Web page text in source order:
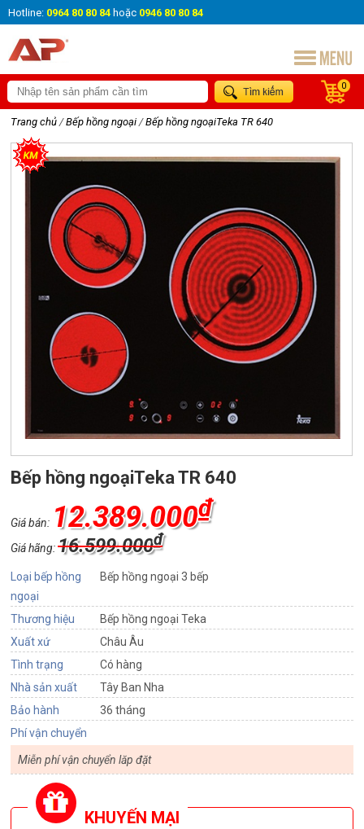
Hotline: 0964 80 80 84 hoặc 0946 80 80 84
0
Trang chủ / Bếp hồng ngoại / Bếp hồng ngoạiTeka TR 640
Bếp hồng ngoạiTeka TR 640
Giá bán: 12.389.000₫
Giá hãng:16.599.000₫
Loại bếp hồng
ngoại
Bếp hồng ngoại 3 bếp
Thương hiệu
Bếp hồng ngoại Teka
Xuất xứ
Châu Âu
Tình trạng
Có hàng
Nhà sản xuất
Tây Ban Nha
Bảo hành
36 tháng
Phí vận chuyển
Miễn phí vận chuyển lăp đặt
KHUYẾN MẠI